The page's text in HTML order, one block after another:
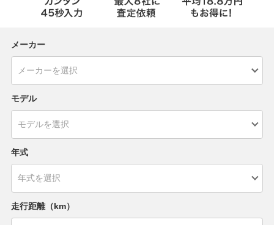
メーカー
モデル
年式
走行距離（km）